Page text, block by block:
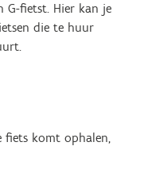
G-fietst. Hier kan je
die te huur
fiets komt ophalen,